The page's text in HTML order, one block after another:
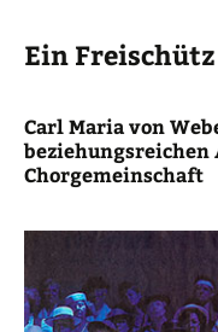
Ein
Carl Maria von
Chorgemeinschaft